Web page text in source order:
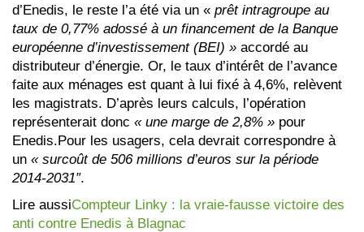
d’Enedis, le reste l’a été via un « prêt intragroupe au
taux de 0,77% adossé à un financement de la Banque
européenne d’investissement (BEI) » accordé au
distributeur d’énergie. Or, le taux d’intérêt de l’avance
faite aux ménages est quant à lui fixé à 4,6%, relèvent
les magistrats. D’après leurs calculs, l’opération
représenterait donc « une marge de 2,8% » pour
Enedis.Pour les usagers, cela devrait correspondre à
un « surcoût de 506 millions d’euros sur la période
2014-2031″.
Lire aussiCompteur Linky : la vraie-fausse victoire des
anti contre Enedis à Blagnac